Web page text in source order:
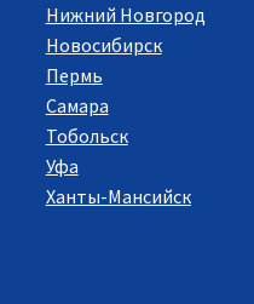
Нижний Новгород
Новосибирск
Пермь
Самара
Тобольск
Уфа
Ханты-Мансийск